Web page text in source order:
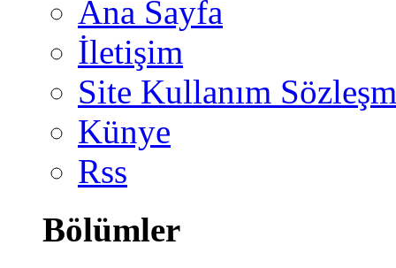
Ana Sayfa
İletişim
Site Kullanım
Künye
Rss
Bölümler